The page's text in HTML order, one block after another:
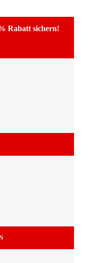
Rabatt sichern!